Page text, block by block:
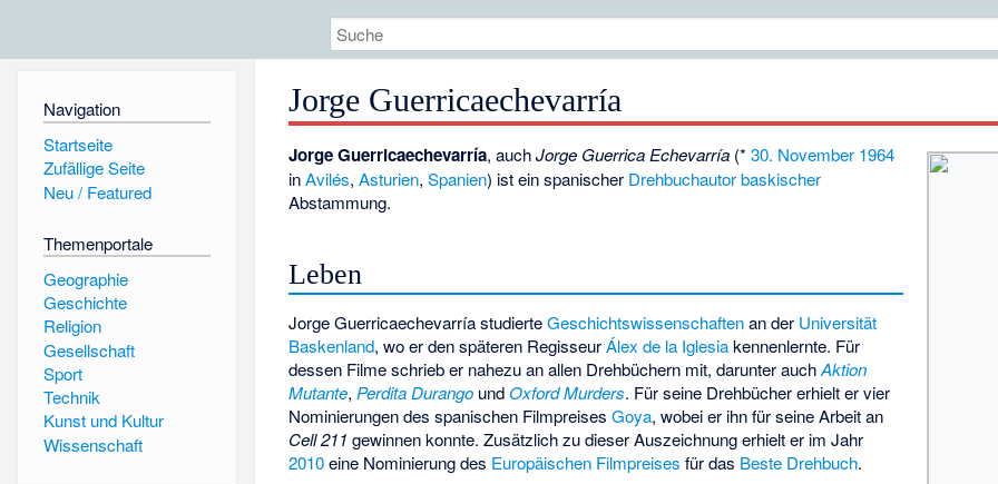
Navigation
Startseite
Zufällige Seite
Neu / Featured
Themenportale
Geographie
Geschichte
Religion
Gesellschaft
Sport
Technik
Kunst und Kultur
Wissenschaft
Jorge Guerricaechevarría
Jorge Guerricaechevarría, auchJorge Guerrica Echevarría (*30. November 1964
inAvilés,Asturien,Spanien) ist ein spanischer Drehbuchautor baskischer
Abstammung.
Leben
Jorge Guerricaechevarría studierteGeschichtswissenschaftenan der Universität
Baskenland, wo er den späteren RegisseurÁlex de la Iglesiakennenlernte. Für
dessen Filme schrieb er nahezu an allen Drehbüchern mit, darunter auchAktion
Mutante, Perdita Durango undOxford Murders. Für seine Drehbücher erhielt er vier
Nominierungen des spanischen FilmpreisesGoya, wobei er ihn für seine Arbeit an
Cell 211 gewinnen konnte. Zusätzlich zu dieser Auszeichnung erhielt er im Jahr
2010eine Nominierung des Europäischen Filmpreises für das Beste Drehbuch.